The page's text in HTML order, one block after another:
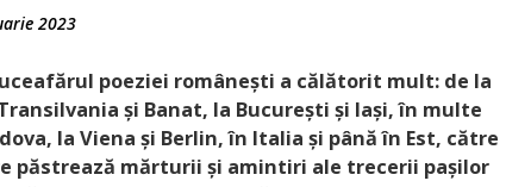
2023
poeziei românești a călătorit mult: de la
și Banat, la București și Iași, în multe
la Viena și Berlin, în Italia și până în Est, către
păstrează mărturii și amintiri ale trecerii pașilor